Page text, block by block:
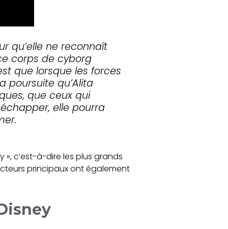
qu’elle ne reconnaît
corps de cyborg
que lorsque les forces
poursuite qu’Alita
que ceux qui
elle pourra
», c’est-à-dire les plus grands
principaux ont également